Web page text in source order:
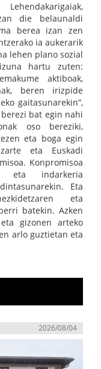
die belaunaldi
berea izan zen
ia aukerarik
lehen plano sozial
hartu zuten:
aktiboak,
beren irizpide
gaitasunarekin”,
bat egin nahi
oso bereziki,
eta boga egin
eta Euskadi
Konpromisoa
eta indarkeria
Eta
eta
batekin. Azken
gizonen arteko
arlo guztietan eta
2026/08/04